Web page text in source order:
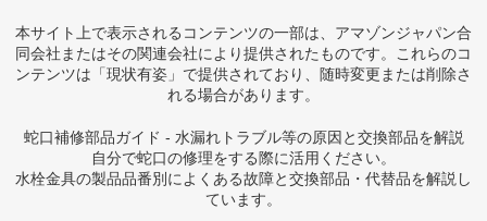
本サイト上で表示されるコンテンツの一部は、アマゾンジャパン合
同会社またはその関連会社により提供されたものです。これらのコ
ンテンツは「現状有姿」で提供されており、随時変更または削除さ
れる場合があります。
蛇口補修部品ガイド - 水漏れトラブル等の原因と交換部品を解説
自分で蛇口の修理をする際に活用ください。
水栓金具の製品品番別によくある故障と交換部品・代替品を解説し
ています。